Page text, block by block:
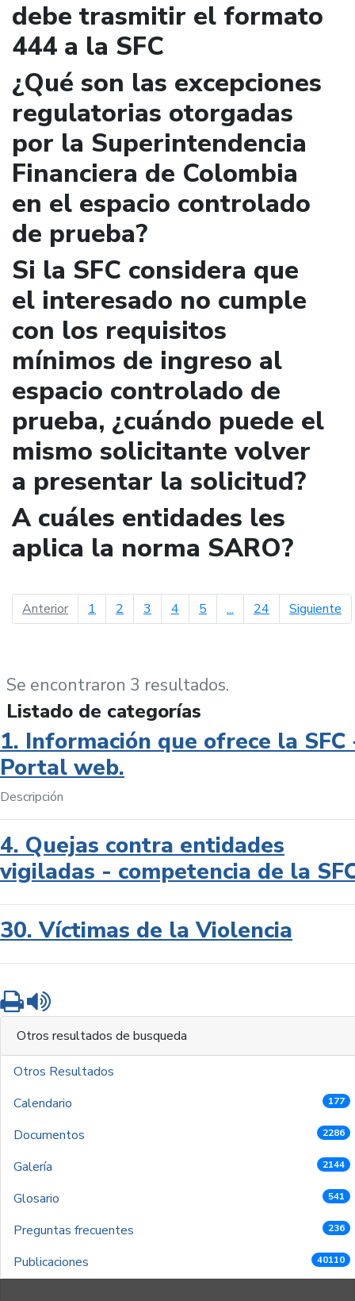
debe trasmitir el formato
444 a la SFC
¿Qué son las excepciones
regulatorias otorgadas
por la Superintendencia
Financiera de Colombia
en el espacio controlado
de prueba?
Si la SFC considera que
el interesado no cumple
con los requisitos
mínimos de ingreso al
espacio controlado de
prueba, ¿cuándo puede el
mismo solicitante volver
a presentar la solicitud?
A cuáles entidades les
aplica la norma SARO?
Anteriorpágina anterior
1 2 3 4 5 ... 24 Siguiente
Se encontraron 3 resultados.
Listado de categorías
1. Información que ofrece la SFC
Portal web.
Descripción
4. Quejas contra entidades
vigiladas - competencia de la
30. Víctimas de la Violencia
Imprimir
Otros resultados de busqueda
Otros Resultados
Calendario
177
Documentos 2286
Galería 2144
Glosario 541
Preguntas frecuentes 236
Publicaciones 40110